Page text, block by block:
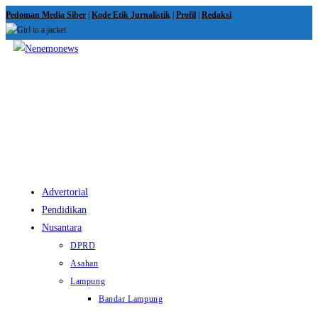
Skip
to
content
Pedoman Media Siber Kode Etik Jurnalistik Profil Redaksi
Advertorial
Pendidikan
Nusantara
DPRD
Asahan
Lampung
Bandar Lampung